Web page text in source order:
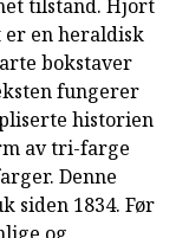
tilstand. Hjort
er en heraldisk
bokstaver
fungerer
historien
av tri-farge
Denne
siden 1834. Før